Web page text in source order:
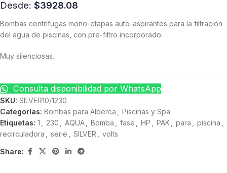
Desde: $3928.08
Bombas centrífugas mono-etapas auto-aspirantes para la filtración
del agua de piscinas, con pre-filtro incorporado.
Muy silenciosas.
Consulta disponibilidad por WhatsApp
SKU: SILVER10/1230
Categorías: Bombas para Alberca
Piscinas y Spa
Etiquetas: 1 230 AQUA Bomba fase HP PAK para piscina
recirculadora
serie SILVER volts
Share: